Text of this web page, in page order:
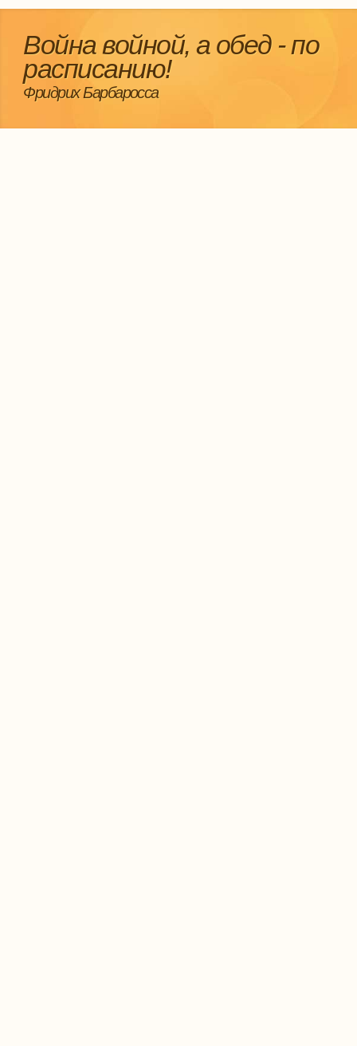
Война войной, а обед - по
расписанию!
Фридрих Барбаросса